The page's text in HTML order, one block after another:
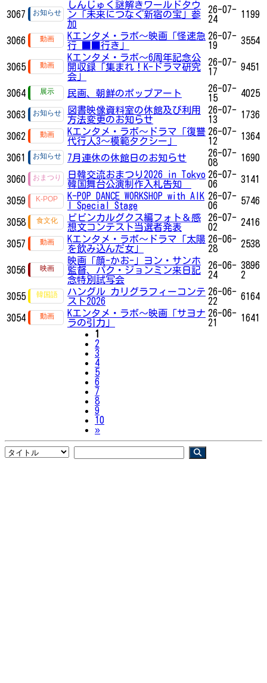
3067
しんじゅく謎解きワールドタウ
ン「未来につなぐ新宿の宝」参
加
26-07-
24
1199
3066
Kエンタメ・ラボ～映画「怪速急
行 ■■行き」
26-07-
19
3554
3065
Kエンタメ・ラボ～6周年記念公
開収録「集まれ！K-ドラマ研究
会」
26-07-
17
9451
3064 民画、朝鮮のポップアート
26-07-
15
4025
3063
図書映像資料室の休館及び利用
方法変更のお知らせ
26-07-
13
1736
3062
Kエンタメ・ラボ～ドラマ「復讐
代行人3～模範タクシー」
26-07-
12
1364
3061 7月連休の休館日のお知らせ
26-07-
08
1690
3060
日韓交流おまつり2026 in Tokyo
韓国舞台公演制作入札告知
26-07-
06
3141
3059
K-POP DANCE WORKSHOP with AIK
I Special Stage
26-07-
06
5746
3058
ビビンカルグクス編フォト＆感
想文コンテスト当選者発表
26-07-
02
2416
3057
Kエンタメ・ラボ～ドラマ「太陽
を飲み込んだ女」
26-06-
28
2538
3056
映画「顔-かお-」ヨン・サンホ
監督、パク・ジョンミン来日記
念特別試写会
26-06-
24
3896
2
3055
ハングル カリグラフィーコンテ
スト2026
26-06-
22
6164
3054
Kエンタメ・ラボ～映画「サヨナ
ラの引力」
26-06-
21
1641
1
2
3
4
5
6
7
8
9
10
»Next